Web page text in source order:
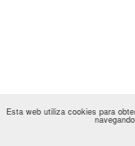
Esta web utiliza cookies para